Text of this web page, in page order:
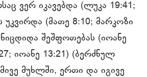
ვერ იკავებდა (ლუკა 19:41;
უკვირდა (მათე 8:10; მარკოზი
შეშფოთებას (იოანე
იოანე 13:21) (ბერძნულ
მუხლში, ერთი და იგივე